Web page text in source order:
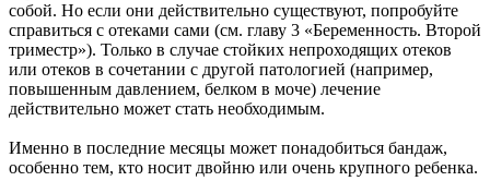
собой. Но если они действительно существуют, попробуйте
справиться с отеками сами (см. главу 3 «Беременность. Второй
триместр»). Только в случае стойких непроходящих отеков
или отеков в сочетании с другой патологией (например,
повышенным давлением, белком в моче) лечение
действительно может стать необходимым.
Именно в последние месяцы может понадобиться бандаж,
особенно тем, кто носит двойню или очень крупного ребенка.